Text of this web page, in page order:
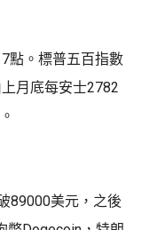
點。標普五百指數
月底每安士2782
89000美元，之後